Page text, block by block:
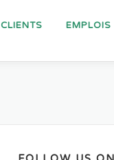
CLIENTS EMPLOIS